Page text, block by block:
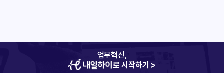
업무혁신,
로 시작하기 >